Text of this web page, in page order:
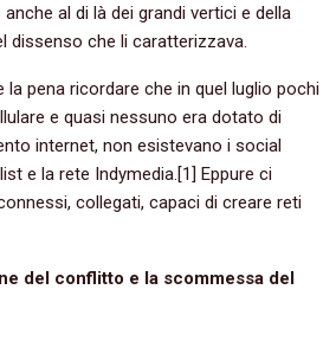
al di là dei grandi vertici e della
dissenso che li caratterizzava.
la pena ricordare che in quel luglio pochi
e quasi nessuno era dotato di
internet, non esistevano i social
e la rete Indymedia.[1] Eppure ci
collegati, capaci di creare reti
del conflitto e la scommessa del